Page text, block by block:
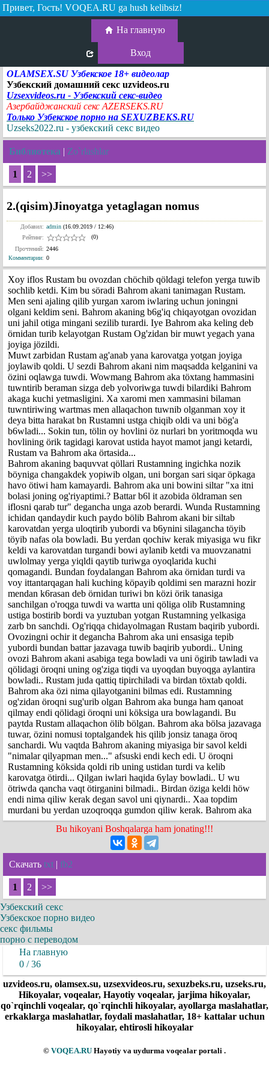
Привет, Гость! VOQEA.RU ga hush kelibsiz!
На главную
Вход
OLAMSEX.SU Узбекское 18+ видеолар
Узбекский домашний секс uzvideos.ru
Uzsexvideos.ru - Узбекский секс-видео
Азербайджанский секс AZERSEKS.RU
Только Узбекское порно на SEXUZBEKS.RU
Uzseks2022.ru - узбекский секс видео
Библиотека | Zo`rlashlar
1 2 >>
2.(qisim)Jinoyatga yetaglagan nomus
Добавил: admin (16.09.2019 / 12:46)
Рейтинг:
(0)
Прочтений: 2446
Комментарии: 0
Xoy iflos Rustam bu ovozdan chöchib qöldagi telefon yerga tuwib
sochlib ketdi. Kim bu söradi Bahrom akani tanimagan Rustam.
Men seni ajaling qilib yurgan xarom iwlaring uchun joningni
olgani keldim seni. Bahrom akaning b6g'iq chiqayotgan ovozidan
uni jahil otiga mingani sezilib turardi. Iye Bahrom aka keling deb
örnidan turib kelayotgan Rustam Og'zidan bir muwt yegach yana
joyiga jözildi.
Muwt zarbidan Rustam ag'anab yana karovatga yotgan joyiga
joylawib qoldi. U sezdi Bahrom akani nim maqsadda kelganini va
özini oqlawga tuwdi. Wowmang Bahrom aka töxtang hammasini
tuwntirib beraman sizga deb yolvoriwga tuwdi bilardiki Bahrom
akaga kuchi yetmasligini. Xa xaromi men xammasini bilaman
tuwntiriwing wartmas men allaqachon tuwnib olganman xoy it
deya bitta harakat bn Rustamni ustga chiqib oldi va uni bög'a
b6wladi... Sokin tun, tölin oy hovlini öz nurlari bn yoritmoqda wu
hovlining örik tagidagi karovat ustida hayot mamot jangi ketardi,
Rustam va Bahrom aka örtasida...
Bahrom akaning baquvvat qöllari Rustamning ingichka nozik
böyniga changakdek yopiwib olgan, uni borgan sari siqar öpkaga
havo ötiwi ham kamayardi. Bahrom aka uni bowini siltar "xa itni
bolasi joning og'riyaptimi.? Battar b6l it azobida öldraman sen
iflosni qarab tur" degancha unga azob berardi. Wunda Rustamning
ichidan qandaydir kuch paydo bölib Bahrom akani bir siltab
karovatdan yerga uloqtirib yubordi va b6ynini silagancha töyib
töyib nafas ola bowladi. Bu yerdan qochiw kerak miyasiga wu fikr
keldi va karovatdan turgandi bowi aylanib ketdi va muovzanatni
uwlolmay yerga yiqldi qaytib turiwga oyoqlarida kuchi
qomagandi. Bundan foydalangan Bahrom aka örnidan turdi va
voy ittantarqagan hali kuching köpayib qoldimi sen marazni hozir
mendan k6rasan deb örnidan turiwi bn közi örik tanasiga
sanchilgan o'roqga tuwdi va wartta uni qöliga olib Rustamning
ustiga bostirib bordi va yuztuban yotgan Rustamning yelkasiga
zarb bn sanchdi. Og'riqqa chidayolmagan Rustam baqirib yubordi.
Ovozingni ochir it degancha Bahrom aka uni ensasiga tepib
yubordi bundan battar jazavaga tuwib baqirib yubordi.. Uning
ovozi Bahrom akani asabiga tega bowladi va uni ögirib tawladi va
qölidagi öroqni uning og'ziga tiqdi va uyoqdan buyoqga aylantira
bowladi.. Rustam juda qattiq tipirchiladi va birdan töxtab qoldi.
Bahrom aka özi nima qilayotganini bilmas edi. Rustamning
og'zidan öroqni sug'urib olgan Bahrom aka bunga ham qanoat
qilmay endi qölidagi öroqni uni köksiga ura bowlagandi. Bu
paytda Rustam allaqachon ölib bölgan. Bahrom aka bölsa jazavaga
tuwar, özini nomusi toptalgandek his qilib jonsiz tanaga öroq
sanchardi. Wu vaqtda Bahrom akaning miyasiga bir savol keldi
"nimalar qilyapman men..." afsuski endi kech edi. U öroqni
Rustamning köksida qoldi rib uning ustidan turdi va kelib
karovatga ötirdi... Qilgan iwlari haqida 6ylay bowladi.. U wu
ötriwda qancha vaqt ötirganini bilmadi.. Birdan öziga keldi höw
endi nima qiliw kerak degan savol uni qiynardi.. Xaa topdim
murdani bu yerdan uzoqroqqa gumdon qiliw kerak. Bahrom aka
Bu hikoyani Boshqalarga ham jonating!!!
Скачать txt | fb2
1 2
>>
Узбекский секс
Узбекское порно видео
секс фильмы
порно с переводом
На главную
0 / 36
uzvideos.ru, olamsex.su, uzsexvideos.ru, sexuzbeks.ru, uzseks.ru,
Hikoyalar, voqealar, Hayotiy voqealar, jarjima hikoyalar,
qo`rqinchli voqealar, qo`rqinchli hikoyalar, ayollarga maslahatlar,
erkaklarga maslahatlar, foydali maslahatlar, 18+ kattalar uchun
hikoyalar, ehtirosli hikoyalar
© VOQEA.RU Hayotiy va uydurma voqealar portali .